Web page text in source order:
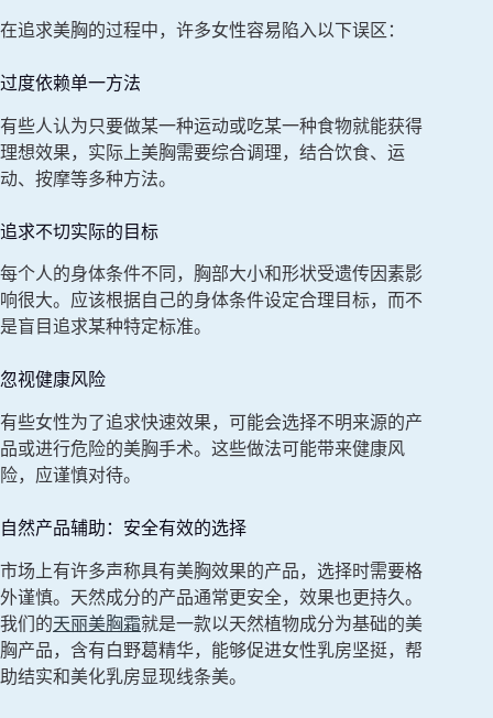
在追求美胸的过程中，许多女性容易陷入以下误区：
过度依赖单一方法
有些人认为只要做某一种运动或吃某一种食物就能获得
理想效果，实际上美胸需要综合调理，结合饮食、运
动、按摩等多种方法。
追求不切实际的目标
每个人的身体条件不同，胸部大小和形状受遗传因素影
响很大。应该根据自己的身体条件设定合理目标，而不
是盲目追求某种特定标准。
忽视健康风险
有些女性为了追求快速效果，可能会选择不明来源的产
品或进行危险的美胸手术。这些做法可能带来健康风
险，应谨慎对待。
自然产品辅助：安全有效的选择
市场上有许多声称具有美胸效果的产品，选择时需要格
外谨慎。天然成分的产品通常更安全，效果也更持久。
我们的天丽美胸霜就是一款以天然植物成分为基础的美
胸产品，含有白野葛精华，能够促进女性乳房坚挺，帮
助结实和美化乳房显现线条美。